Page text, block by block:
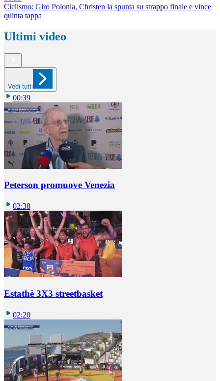
Ciclismo: Giro Polonia, Christen la spunta su strappo finale e vince
quinta tappa
Ultimi video
Vedi tutti
00:39
Peterson promuove Venezia
02:38
Estathè 3X3 streetbasket
02:20